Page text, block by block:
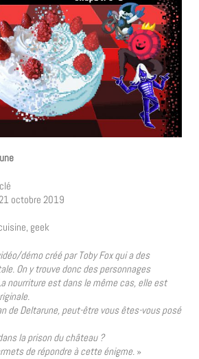
octobre 2019
geek
démo créé par Toby Fox qui a des
On y trouve donc des personnages
nourriture est dans le même cas, elle est
de Deltarune, peut-être vous êtes-vous posé
la prison du château ?
de répondre à cette énigme. »